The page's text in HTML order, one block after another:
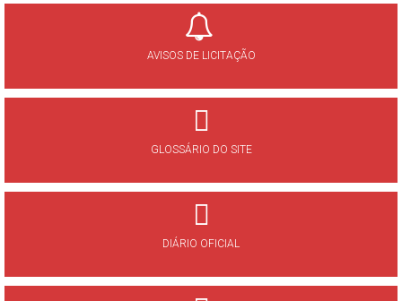
AVISOS DE LICITAÇÃO
GLOSSÁRIO DO SITE
DIÁRIO OFICIAL